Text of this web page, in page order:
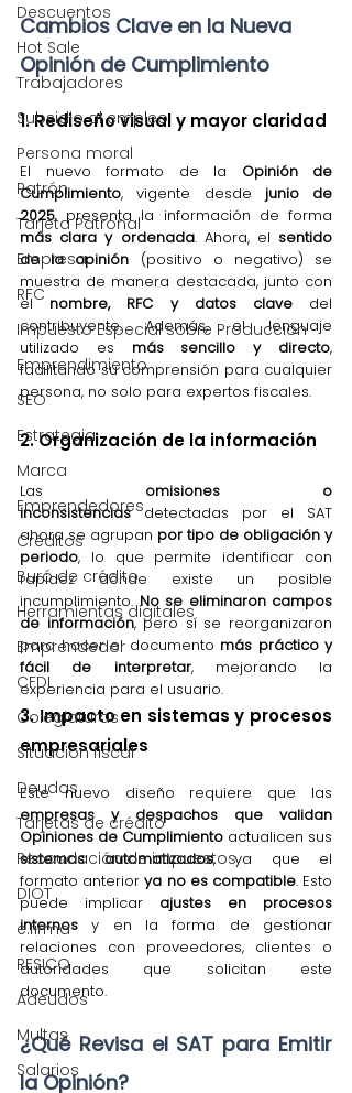
Descuentos
Hot Sale
Trabajadores
Subsidio al empleo
Persona moral
Patrón
Tarjeta Patronal
Empresa
RFC
Impuesto Especial sobre Producción
Emprendimiento
SEO
Estrategia
Marca
Emprendedores
Créditos
Buró de crédito
Herramientas digitales
Emprendedor
CFDI
Colegiaturas
Situación fiscal
Deudas
Tarjetas de crédito
Recaudación de impuestos
DIOT
e.firma
RESICO
Adeudos
Multas
Salarios
Cambios Clave en la Nueva
Opinión de Cumplimiento
1. Rediseño visual y mayor claridad
El nuevo formato de la Opinión de
Cumplimiento, vigente desde junio de
2025
más clara y ordenada. Ahora, el sentido
de la opinión (positivo o negativo) se
muestra de manera destacada, junto con
el nombre, RFC y datos clave del
contribuyente. Además, el lenguaje
utilizado es más sencillo y directo,
facilitando su comprensión para cualquier
persona, no solo para expertos fiscales.
2. Organización de la información
Las omisiones o
inconsistencias detectadas por el SAT
ahora se agrupan por tipo de obligación y
periodo, lo que permite identificar con
rapidez dónde existe un posible
incumplimiento. No se eliminaron campos
de información, pero sí se reorganizaron
para hacer el documento más práctico y
fácil de interpretar, mejorando la
experiencia para el usuario.
3. Impacto en sistemas y procesos
empresariales
empresas y despachos que validan
Opiniones de Cumplimiento
sistemas automatizados, ya que el
formato anterior ya no es compatible. Esto
puede implicar ajustes en procesos
internos y en la forma de gestionar
relaciones con proveedores, clientes o
autoridades que solicitan este
documento.
¿Qué Revisa el SAT para Emitir
la Opinión?